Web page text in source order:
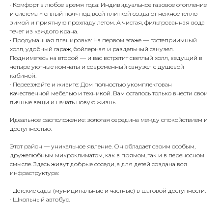
· Комфорт в любое время года: Индивидуальное газовое отопление
и система «теплый пол» под всей плиткой создают нежное тепло
зимой и приятную прохладу летом. А чистая, фильтрованная вода
течет из каждого крана.
· Продуманная планировка: На первом этаже — гостеприимный
холл, удобный гараж, бойлерная и раздельный санузел.
Подниметесь на второй — и вас встретит светлый холл, ведущий в
четыре уютные комнаты и современный санузел с душевой
кабиной.
· Переезжайте и живите: Дом полностью укомплектован
качественной мебелью и техникой. Вам осталось только внести свои
личные вещи и начать новую жизнь.
Идеальное расположение: золотая середина между спокойствием и
доступностью.
Этот район — уникальное явление. Он обладает своим особым,
дружелюбным микроклиматом, как в прямом, так и в переносном
смысле. Здесь живут добрые соседи, а для детей создана вся
инфраструктура:
· Детские сады (муниципальные и частные) в шаговой доступности.
· Школьный автобус.